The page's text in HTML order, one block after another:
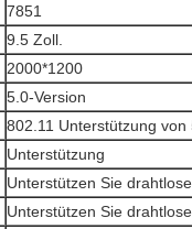
7851
9.5 Zoll.
2000*1200
5.0-Version
802.11 Unterstützung von
Unterstützung
Unterstützen Sie
Unterstützen Sie